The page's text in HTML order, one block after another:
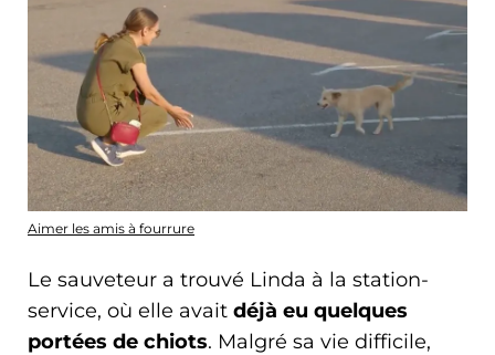
Aimer les amis à fourrure
Le sauveteur a trouvé Linda à la station-
service, où elle avait déjà eu quelques
portées de chiots. Malgré sa vie difficile,